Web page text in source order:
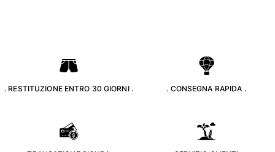
Classico stretch
Classico ultraleggero
Costumi da bagno magici
. RESTITUZIONE ENTRO 30 GIORNI . . CONSEGNA RAPIDA .